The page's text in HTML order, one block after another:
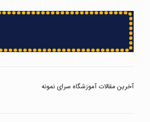
آخرین مقالات آموزشگاه سرای نمونه